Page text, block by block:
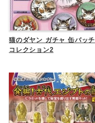
猫のダヤン ガチャ 缶バッチ
コレクション2